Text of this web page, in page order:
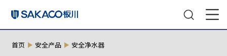
首页 安全产品 安全净水器